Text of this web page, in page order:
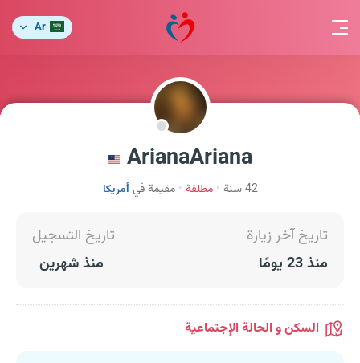
Ar
ArianaAriana
42 سنة مطلقة مقيمة في أمريكا
تاريخ آخر زيارة
منذ 23 يومًا
تاريخ التسجيل
منذ شهرين
السكن و الحالة الإجتماعية